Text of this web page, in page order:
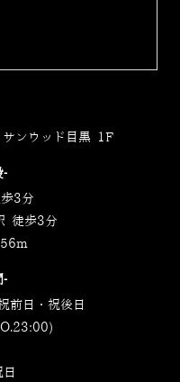
ンウッド目黒 1F
3分
徒歩3分
前日・祝後日